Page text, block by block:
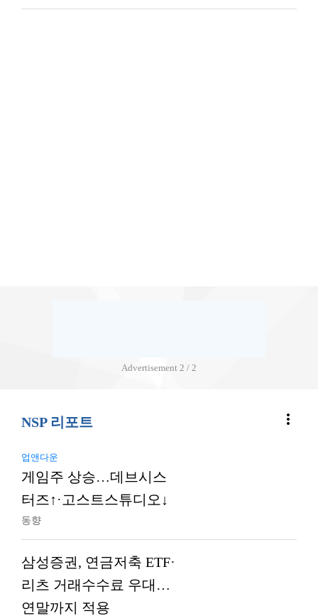
Advertisement 2 / 2
NSP 리포트 more_vert
업앤다운
게임주 상승…데브시스
터즈↑·고스트스튜디오↓
동향
삼성증권, 연금저축 ETF·
리츠 거래수수료 우대…
연말까지 적용